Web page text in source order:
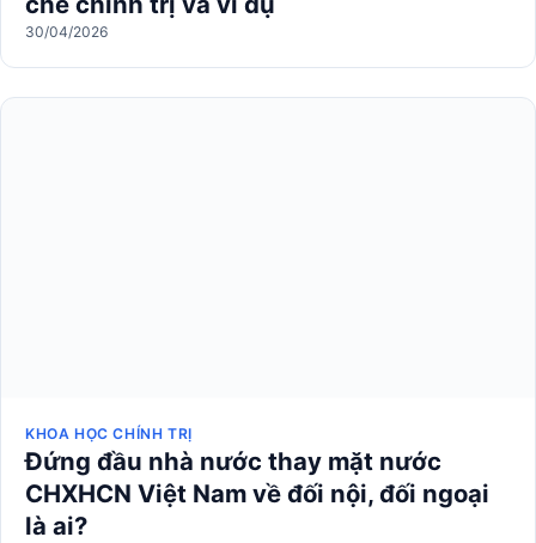
30/04/2026
KHOA HỌC CHÍNH TRỊ
Đứng đầu nhà nước thay mặt nước
CHXHCN Việt Nam về đối nội, đối ngoại
là ai?